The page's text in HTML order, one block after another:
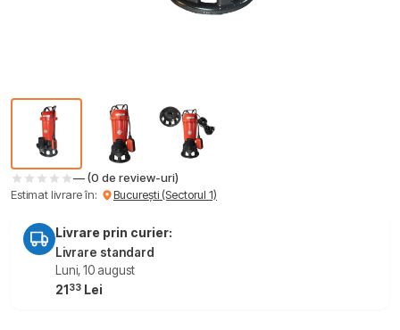
— (0 de review-uri)
Estimat livrare în:
București (Sectorul 1)
Livrare prin curier:
Livrare standard
Luni, 10 august
21 33 Lei